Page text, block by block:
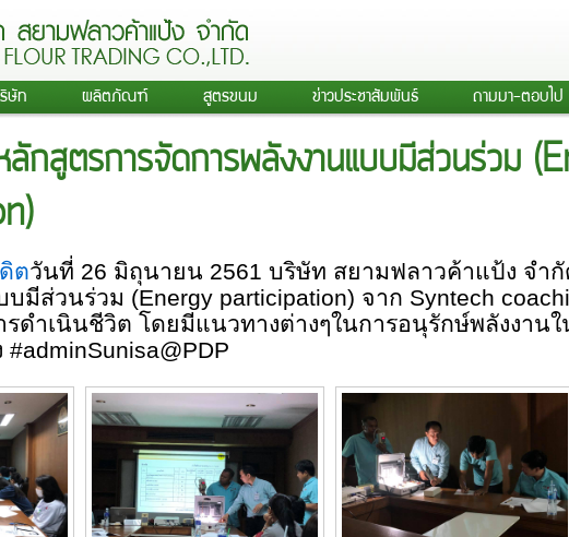
ษัท ผลิตภัณฑ์ สูตรขนม ข่าวประชาสัมพันธ์ ถามมา-ตอบไป
กสูตรการจัดการพลังงานแบบมีส่วนร่วม
ตวันที่ 26 มิถุนายน 2561 บริษัท สยามฟลาวค้าแป้ง จำ
บมีส่วนร่วม (Energy participation) จาก Syntech
ดำเนินชีวิต โดยมีแนวทางต่างๆในการอนุรักษ์พลังงาน
#adminSunisa@PDP